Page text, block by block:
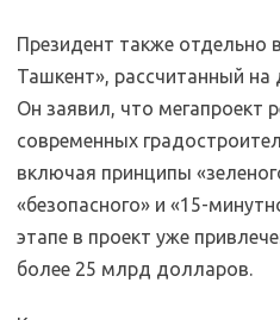
Президент также отдельно
Ташкент», рассчитанный
Он заявил, что мегапроект
современных
включая принципы
«безопасного» и «15-
этапе в проект уже
более 25 млрд долларов.